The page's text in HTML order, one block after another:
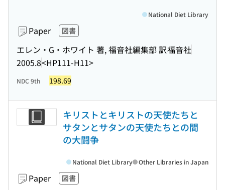
Paper 図書
エレン・G・ホワイト 著, 福音社編集部 訳福音社
2005.8<HP111-H11>
National Diet Library
NDC 9th 198.69
キリストとキリストの天使たちと
サタンとサタンの天使たちとの間
の大闘争
Paper 図書
National Diet Library Other Libraries in Japan